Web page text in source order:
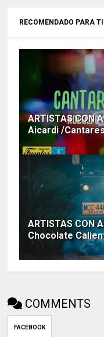
RECOMENDADO PARA TI
ARTISTAS CON
Aicardi /
ARTISTAS CON
Chocolate
COMMENTS
FACEBOOK